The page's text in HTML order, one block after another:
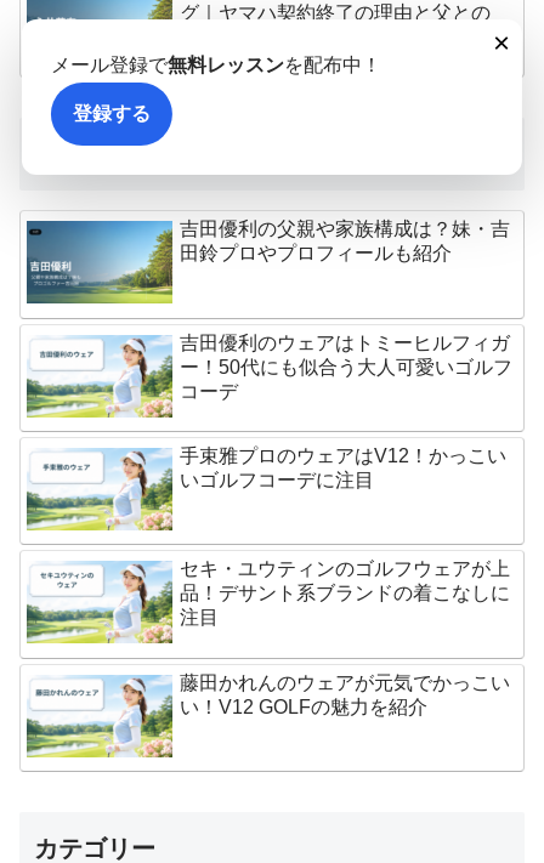
グ｜ヤマハ契約終了の理由と父との
新着記事
吉田優利の父親や家族構成は？妹・吉
田鈴プロやプロフィールも紹介
吉田優利のウェアはトミーヒルフィガ
ー！50代にも似合う大人可愛いゴルフ
コーデ
手束雅プロのウェアはV12！かっこい
いゴルフコーデに注目
セキ・ユウティンのゴルフウェアが上
品！デサント系ブランドの着こなしに
注目
藤田かれんのウェアが元気でかっこい
い！V12 GOLFの魅力を紹介
カテゴリー
×
メール登録で無料レッスンを配布中！
登録する